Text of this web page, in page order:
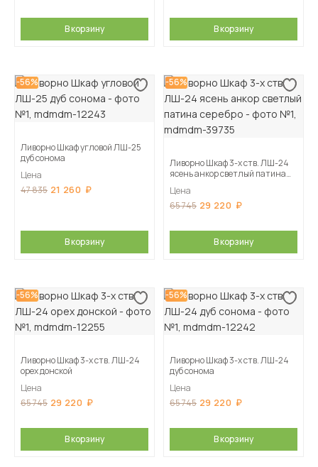
В корзину В корзину
-56%
Ливорно Шкаф угловой ЛШ-25
дуб сонома
Цена
47 835 21 260
В корзину
-56%
Ливорно Шкаф 3-х ств. ЛШ-24
ясень анкор светлый патина
Цена
65 745 29 220
В корзину
-56%
Ливорно Шкаф 3-х ств. ЛШ-24
орех донской
Цена
65 745 29 220
В корзину
-56%
Ливорно Шкаф 3-х ств. ЛШ-24
дуб сонома
Цена
65 745 29 220
В корзину